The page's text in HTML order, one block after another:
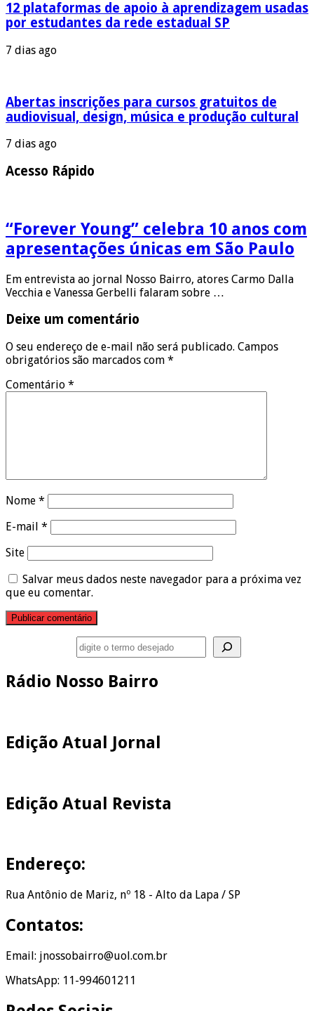
12 plataformas de apoio à aprendizagem usadas
por estudantes da rede estadual SP
7 dias ago
Abertas inscrições para cursos gratuitos de
audiovisual, design, música e produção cultural
7 dias ago
Acesso Rápido
“Forever Young” celebra 10 anos com
apresentações únicas em São Paulo
Em entrevista ao jornal Nosso Bairro, atores Carmo Dalla
Vecchia e Vanessa Gerbelli falaram sobre …
Deixe um comentário
O seu endereço de e-mail não será publicado. Campos
obrigatórios são marcados com *
Comentário *
Nome *
E-mail *
Site
Salvar meus dados neste navegador para a próxima vez
que eu comentar.
Rádio Nosso Bairro
Edição Atual Jornal
Edição Atual Revista
Endereço:
Rua Antônio de Mariz, nº 18 - Alto da Lapa / SP
Contatos:
Email: jnossobairro@uol.com.br
WhatsApp: 11-994601211